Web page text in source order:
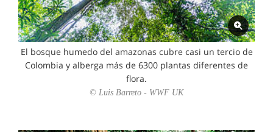
El bosque humedo del amazonas cubre casi un tercio de
Colombia y alberga más de 6300 plantas diferentes de
flora.
© Luis Barreto - WWF UK